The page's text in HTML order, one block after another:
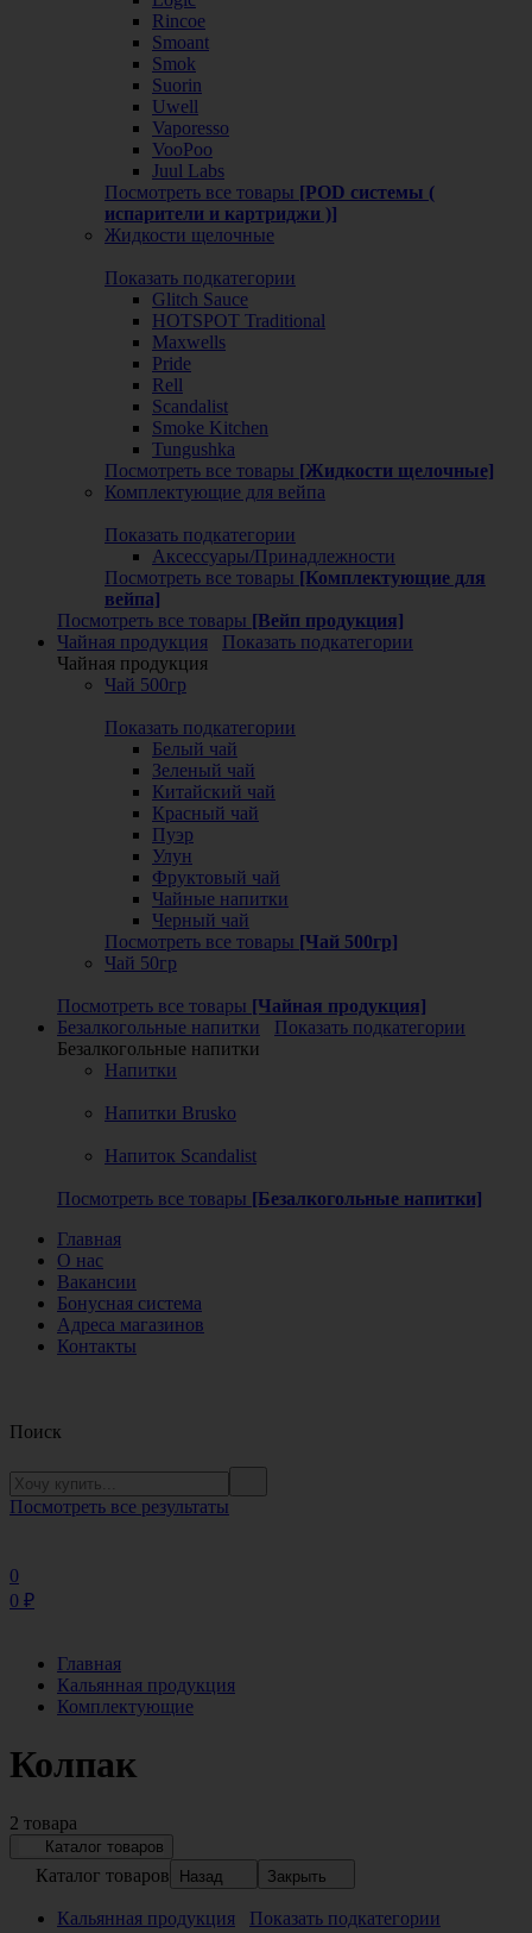
Rincoe
Smoant
Smok
Suorin
Uwell
Vaporesso
VooPoo
Juul Labs
Посмотреть все товары [POD системы (
испарители и картриджи )]
Жидкости щелочные
Показать подкатегории
Glitch Sauce
HOTSPOT Traditional
Maxwells
Pride
Rell
Scandalist
Smoke Kitchen
Tungushka
Посмотреть все товары [Жидкости щелочные]
Комплектующие для вейпа
Показать подкатегории
Аксессуары/Принадлежности
Посмотреть все товары [Комплектующие для
вейпа]
Посмотреть все товары [Вейп продукция]
Чайная продукция
Показать подкатегории
Чайная продукция
Чай 500гр
Показать подкатегории
Белый чай
Зеленый чай
Китайский чай
Красный чай
Пуэр
Улун
Фруктовый чай
Чайные напитки
Черный чай
Посмотреть все товары [Чай 500гр]
Чай 50гр
Посмотреть все товары [Чайная продукция]
Безалкогольные напитки
Показать подкатегории
Безалкогольные напитки
Напитки
Напитки Brusko
Напиток Scandalist
Посмотреть все товары [Безалкогольные напитки]
Главная
О нас
Вакансии
Бонусная система
Адреса магазинов
Контакты
Поиск
Посмотреть все результаты
0
0 ₽
Главная
Кальянная продукция
Комплектующие
Колпак
2 товара
Каталог товаров
Каталог товаров Назад Закрыть
Кальянная продукция
Показать подкатегории